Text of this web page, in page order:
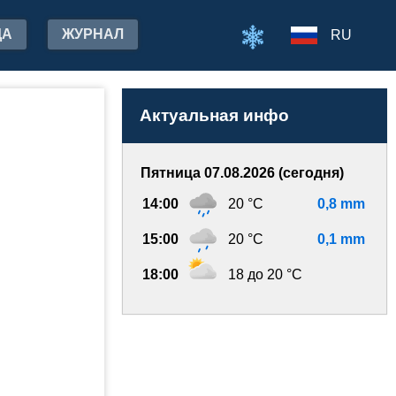
ЖУРНАЛ RU
Актуальная инфо
Пятница 07.08.2026 (сегодня)
14:00 20 °C 0,8 mm
15:00 20 °C 0,1 mm
18:00 18 до 20 °C